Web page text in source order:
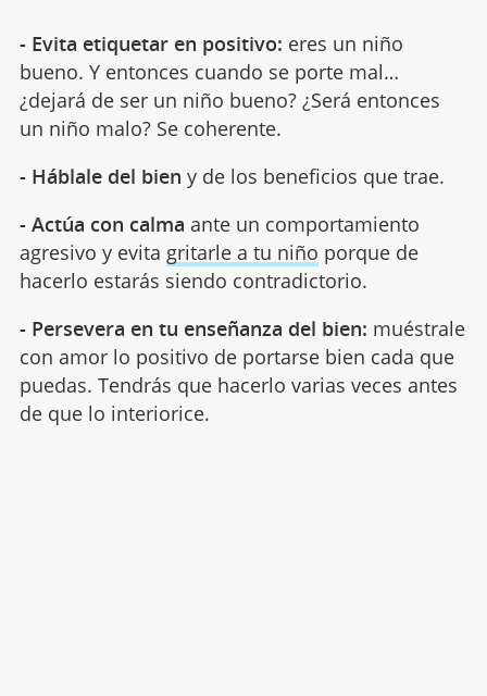
- Evita etiquetar en positivo: eres un niño
bueno. Y entonces cuando se porte mal…
¿dejará de ser un niño bueno? ¿Será entonces
un niño malo? Se coherente.
- Háblale del bien y de los beneficios que trae.
- Actúa con calma ante un comportamiento
agresivo y evita gritarle a tu niño porque de
hacerlo estarás siendo contradictorio.
- Persevera en tu enseñanza del bien: muéstrale
con amor lo positivo de portarse bien cada que
puedas. Tendrás que hacerlo varias veces antes
de que lo interiorice.